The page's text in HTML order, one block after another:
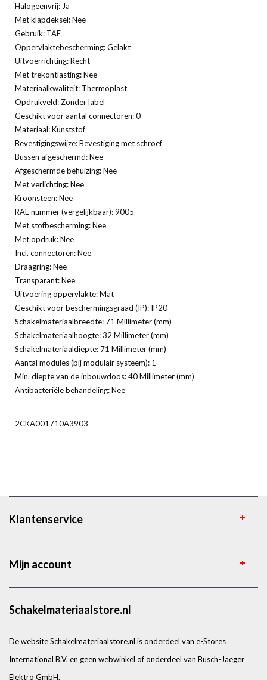
Halogeenvrij: Ja
Met klapdeksel: Nee
Gebruik: TAE
Oppervlaktebescherming: Gelakt
Uitvoerrichting: Recht
Met trekontlasting: Nee
Materiaalkwaliteit: Thermoplast
Opdrukveld: Zonder label
Geschikt voor aantal connectoren: 0
Materiaal: Kunststof
Bevestigingswijze: Bevestiging met schroef
Bussen afgeschermd: Nee
Afgeschermde behuizing: Nee
Met verlichting: Nee
Kroonsteen: Nee
RAL-nummer (vergelijkbaar): 9005
Met stofbescherming: Nee
Met opdruk: Nee
Incl. connectoren: Nee
Draagring: Nee
Transparant: Nee
Uitvoering oppervlakte: Mat
Geschikt voor beschermingsgraad (IP): IP20
Schakelmateriaalbreedte: 71 Millimeter (mm)
Schakelmateriaalhoogte: 32 Millimeter (mm)
Schakelmateriaaldiepte: 71 Millimeter (mm)
Aantal modules (bij modulair systeem): 1
Min. diepte van de inbouwdoos: 40 Millimeter (mm)
Antibacteriële behandeling: Nee
2CKA001710A3903
Klantenservice
Mijn account
Schakelmateriaalstore.nl
De website Schakelmateriaalstore.nl is onderdeel van e-Stores
International B.V. en geen webwinkel of onderdeel van Busch-Jaeger
Elektro GmbH.